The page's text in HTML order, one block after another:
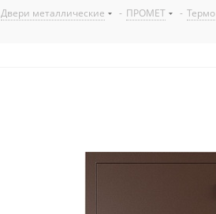
Двери металлические - ПРОМЕТ - Термо